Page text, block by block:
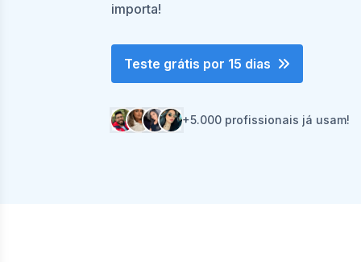
importa!
Teste grátis por 15 dias
+5.000 profissionais já usam!